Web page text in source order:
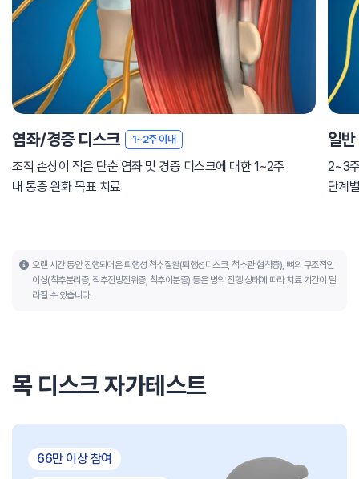
염좌/경증 디스크 1~2주 이내
조직 손상이 적은 단순 염좌 및 경증 디스크에 대한 1~2주
내 통증 완화 목표 치료
일
2~3
단계
오랜 시간 동안 진행되어온 퇴행성 척추질환(퇴행성디스크, 척추관 협착증), 뼈의 구조적인
이상(척추분리증, 척추전방전위증, 척추이분증) 등은 병의 진행 상태에 따라 치료 기간이 달
라질 수 있습니다.
목 디스크 자가테스트
66만 이상 참여